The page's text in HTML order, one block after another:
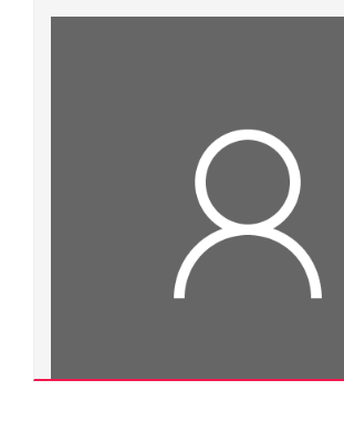
Nguyễn Đắc Nguyên
Đơn vị quản lý:
Bộ môn Sản